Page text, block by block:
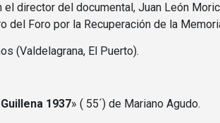
el director del documental, Juan León
Foro por la Recuperación de la
(Valdelagrana, El Puerto).
Guillena 1937» ( 55´) de Mariano Agudo.